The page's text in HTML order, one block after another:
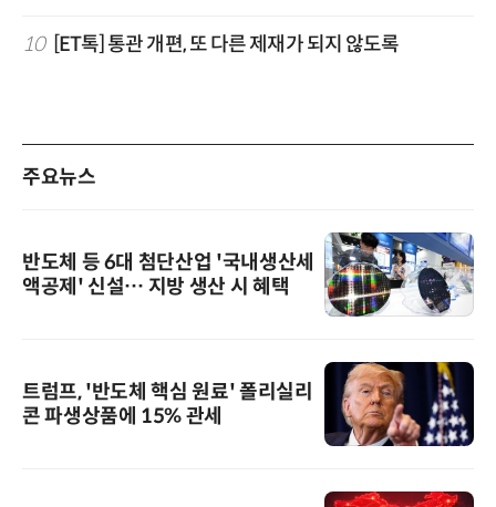
10 [ET톡] 통관 개편, 또 다른 제재가 되지 않도록
주요뉴스
반도체 등 6대 첨단산업 '국내생산세
액공제' 신설… 지방 생산 시 혜택
트럼프, '반도체 핵심 원료' 폴리실리
콘 파생상품에 15% 관세